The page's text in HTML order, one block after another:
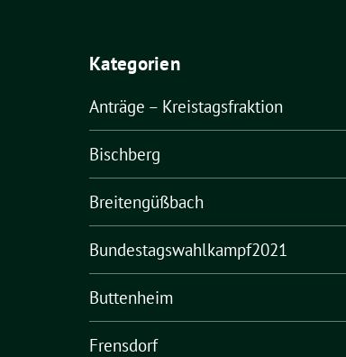
Kategorien
Anträge – Kreistagsfraktion
Bischberg
Breitengüßbach
Bundestagswahlkampf2021
Buttenheim
Frensdorf